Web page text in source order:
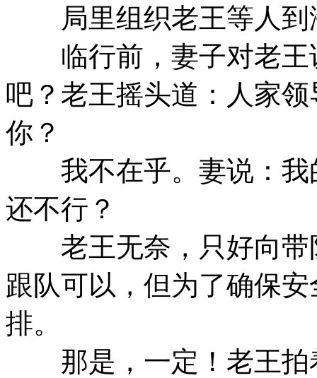
局里组织老王等人到
临行前，妻子对老王
吧？老王摇头道：人家
你？
我不在乎。妻说：我
还不行？
老王无奈，只好向带
跟队可以，但为了确保
排。
那是，一定！老王拍